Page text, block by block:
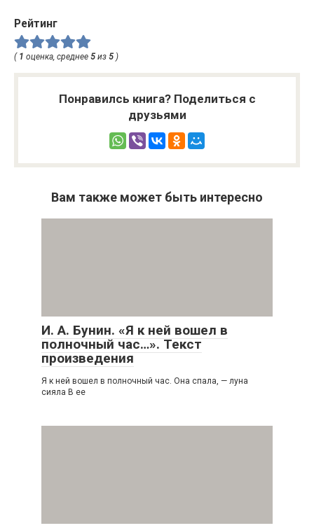
Рейтинг
( 1 оценка, среднее 5 из 5 )
Понравилсь книга? Поделиться с
друзьями
Вам также может быть интересно
И. А. Бунин. «Я к ней вошел в
полночный час…». Текст
произведения
Я к ней вошел в полночный час. Она спала, — луна
сияла В ее